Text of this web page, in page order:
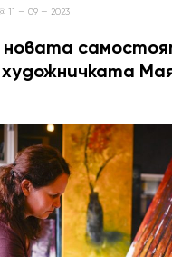
11 — 09 — 2023